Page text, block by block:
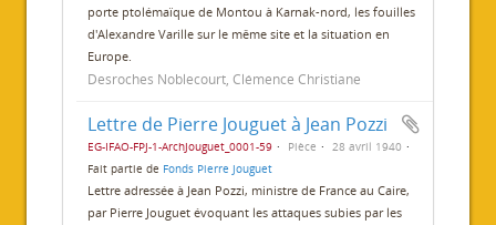
porte ptolémaïque de Montou à Karnak-nord, les fouilles
d'Alexandre Varille sur le même site et la situation en
Europe.
Desroches Noblecourt, Clémence Christiane
Lettre de Pierre Jouguet à Jean Pozzi
EG-IFAO-FPJ-1-ArchJouguet_0001-59 Pièce
28 avril 1940
Fait partie de Fonds Pierre Jouguet
Lettre adressée à Jean Pozzi, ministre de France au Caire,
par Pierre Jouguet évoquant les attaques subies par les